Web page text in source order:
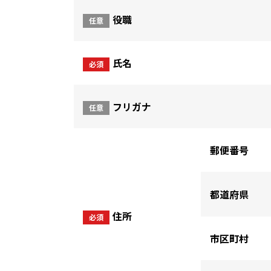
任意 役職
必須 氏名
任意 フリガナ
必須 住所
郵便番号
都道府県
市区町村